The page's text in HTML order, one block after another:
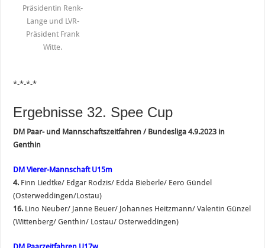
Präsidentin Renk-
Lange und LVR-
Präsident Frank
Witte.
*-*-*-*
Ergebnisse 32. Spee Cup
DM Paar- und Mannschaftszeitfahren / Bundesliga 4.9.2023 in
Genthin
DM Vierer-Mannschaft U15m
4. Finn Liedtke/ Edgar Rodzis/ Edda Bieberle/ Eero Gündel
(Osterweddingen/Lostau)
16. Lino Neuber/ Janne Beuer/ Johannes Heitzmann/ Valentin Günzel
(Wittenberg/ Genthin/ Lostau/ Osterweddingen)